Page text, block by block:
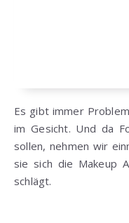
Es gibt immer
im Gesicht. Und da
sollen, nehmen wir
sie sich die Makeup
schlägt.